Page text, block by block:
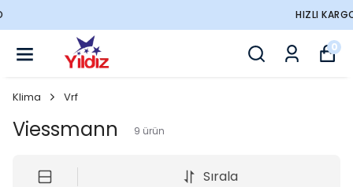
0
Klima Vrf
Viessmann 9 ürün
Sırala